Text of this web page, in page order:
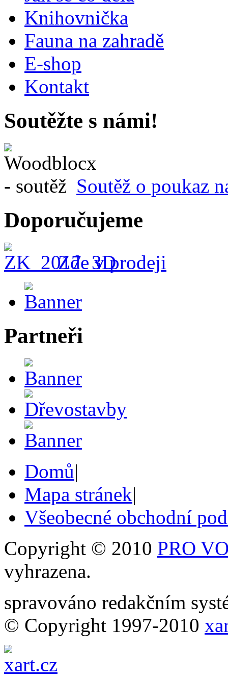
Knihovnička
Fauna na zahradě
E-shop
Kontakt
Soutěžte s námi!
Soutěž o poukaz
Doporučujeme
Zde v prodeji
Partneři
Domů|
Mapa stránek|
Všeobecné obchodní
Copyright © 2010 PRO
vyhrazena.
spravováno redakčním
© Copyright 1997-2010